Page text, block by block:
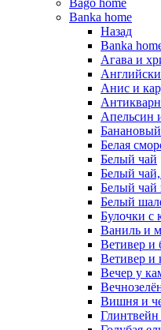
Bago home
Banka home
Назад
Banka
Агава и
Анис и
Апельсин
Белая
Белый чай
Белый чай,
Белый чай
Белый
Булочки с
Ваниль и
Ветивер и
Ветивер и
Вечер у
Вишня и